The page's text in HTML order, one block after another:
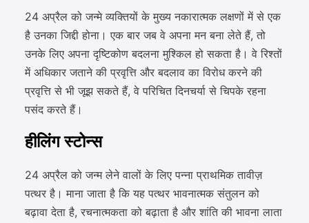
24 अप्रैल को जन्मे व्यक्तियों के मुख्य नकारात्मक लक्षणों में से एक
है उनका जिद्दी होना। एक बार जब वे अपना मन बना लेते हैं, तो
उनके लिए अपना दृष्टिकोण बदलना मुश्किल हो सकता है। वे रिश्तों
में अधिकार जताने की प्रवृत्ति और बदलाव का विरोध करने की
प्रवृत्ति से भी जूझ सकते हैं, वे परिचित दिनचर्या से चिपके रहना
पसंद करते हैं।
हीलिंग स्टोन्स
24 अप्रैल को जन्म लेने वालों के लिए पन्ना प्राथमिक तावीज़
पत्थर है। माना जाता है कि यह पत्थर भावनात्मक संतुलन को
बढ़ावा देता है, रचनात्मकता को बढ़ाता है और शांति की भावना लाता